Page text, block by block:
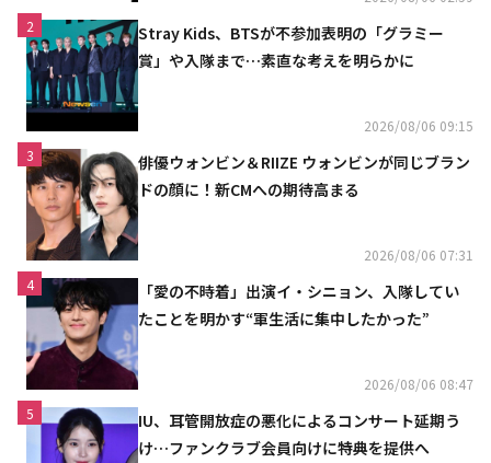
2
Stray Kids、BTSが不参加表明の「グラミー
賞」や入隊まで…素直な考えを明らかに
2026/08/06 09:15
3
俳優ウォンビン＆RIIZE ウォンビンが同じブラン
ドの顔に！新CMへの期待高まる
2026/08/06 07:31
4
「愛の不時着」出演イ・シニョン、入隊してい
たことを明かす“軍生活に集中したかった”
2026/08/06 08:47
5
IU、耳管開放症の悪化によるコンサート延期う
け…ファンクラブ会員向けに特典を提供へ